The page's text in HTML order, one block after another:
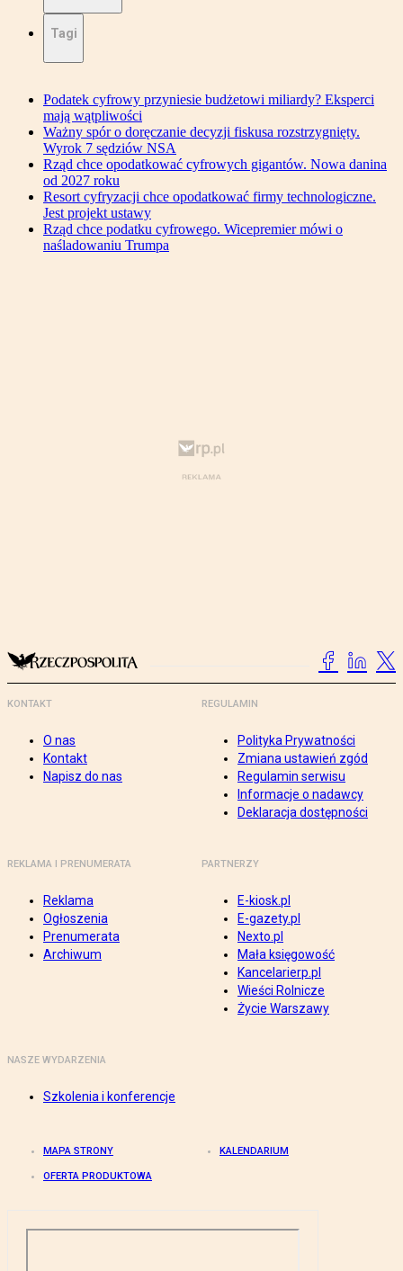
Tagi
Podatek cyfrowy przyniesie budżetowi miliardy? Eksperci
mają wątpliwości
Ważny spór o doręczanie decyzji fiskusa rozstrzygnięty.
Wyrok 7 sędziów NSA
Rząd chce opodatkować cyfrowych gigantów. Nowa danina
od 2027 roku
Resort cyfryzacji chce opodatkować firmy technologiczne.
Jest projekt ustawy
Rząd chce podatku cyfrowego. Wicepremier mówi o
naśladowaniu Trumpa
KONTAKT
O nas
Kontakt
Napisz do nas
REGULAMIN
Polityka Prywatności
Zmiana ustawień zgód
Regulamin serwisu
Informacje o nadawcy
Deklaracja dostępności
REKLAMA I PRENUMERATA
Reklama
Ogłoszenia
Prenumerata
Archiwum
PARTNERZY
E-kiosk.pl
E-gazety.pl
Nexto.pl
Mała księgowość
Kancelarierp.pl
Wieści Rolnicze
Życie Warszawy
NASZE WYDARZENIA
Szkolenia i konferencje
MAPA STRONY KALENDARIUM
OFERTA PRODUKTOWA